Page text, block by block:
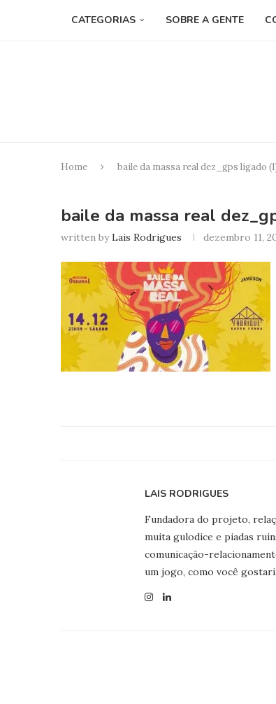
CATEGORIAS SOBRE A GENTE
Home baile da massa real dez_gps ligado
baile da massa real
written byLais Rodrigues dezembro 11,
LAIS RODRIGUES
Fundadora do projeto,
muita gulodice e piadas
comunicação-
um jogo, como você